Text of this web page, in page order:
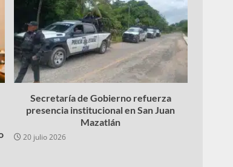
Secretaría de Gobierno refuerza
presencia institucional en San Juan
Mazatlán
20 julio 2026